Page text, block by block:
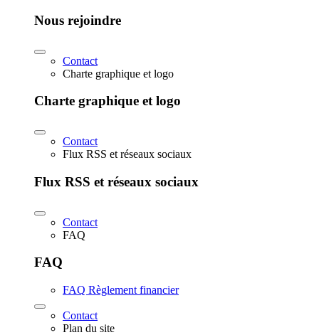
Nous rejoindre
Contact
Charte graphique et logo
Charte graphique et logo
Contact
Flux RSS et réseaux sociaux
Flux RSS et réseaux sociaux
Contact
FAQ
FAQ
FAQ Règlement financier
Contact
Plan du site